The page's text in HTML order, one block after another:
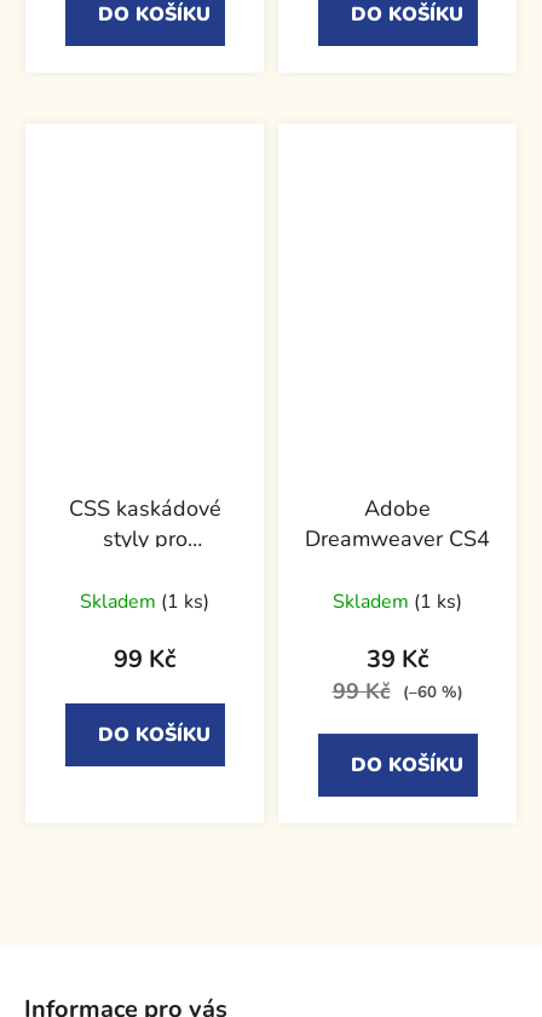
DO KOŠÍKU DO KOŠÍKU
CSS kaskádové
styly pro
Skladem (1 ks)
99 Kč
DO KOŠÍKU
Adobe
Dreamweaver CS4
Skladem (1 ks)
39 Kč
99 Kč (–60 %)
DO KOŠÍKU
Informace pro vás